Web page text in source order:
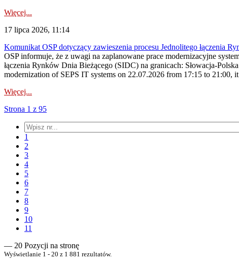
Więcej...
17 lipca 2026, 11:14
Komunikat OSP dotyczący zawieszenia procesu Jednolitego łączenia
OSP informuje, że z uwagi na zaplanowane prace modernizacyjne
łączenia Rynków Dnia Bieżącego (SIDC) na granicach: Słowacja-
modernization of SEPS IT systems on 22.07.2026 from 17:15 to 21:00,
Więcej...
Strona 1 z 95
1
2
3
4
5
6
7
8
9
10
11
— 20 Pozycji na stronę
Wyświetlanie 1 - 20 z 1 881 rezultatów.